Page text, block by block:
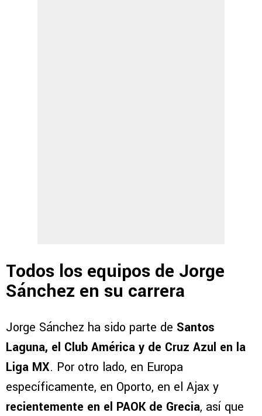
Todos los equipos de Jorge
Sánchez en su carrera
Jorge Sánchez ha sido parte de Santos
Laguna, el Club América y de Cruz Azul en la
Liga MX. Por otro lado, en Europa
específicamente, en Oporto, en el Ajax y
recientemente en el PAOK de Grecia, así que